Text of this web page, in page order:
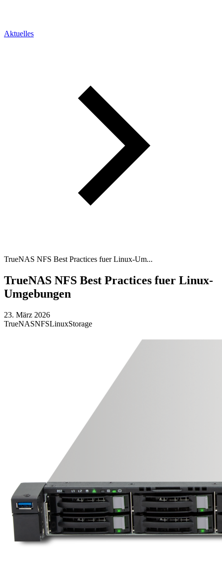
Aktuelles
TrueNAS NFS Best Practices fuer Linux-Um...
TrueNAS NFS Best Practices fuer Linux-
Umgebungen
23. März 2026
TrueNASNFSLinuxStorage